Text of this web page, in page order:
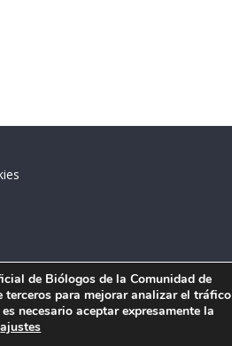
de Biólogos de la Comunidad de
para mejorar analizar el tráfico
necesario aceptar expresamente la
ajustes